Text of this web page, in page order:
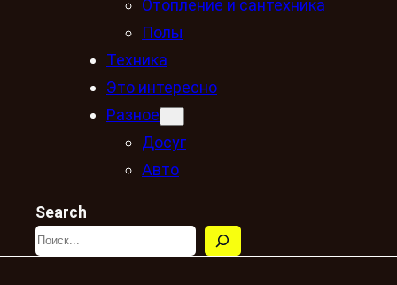
Отопление и сантехника
Полы
Техника
Это интересно
Разное
Досуг
Авто
Search